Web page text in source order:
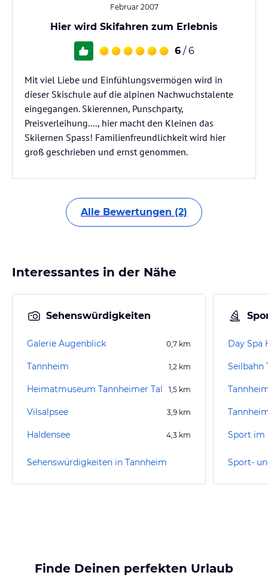
Februar 2007
Hier wird Skifahren zum Erlebnis
6 / 6
Mit viel Liebe und Einfühlungsvermögen wird in
dieser Skischule auf die alpinen Nachwuchstalente
eingegangen. Skierennen, Punschparty,
Preisverleihung...., hier macht den Kleinen das
Skilernen Spass! Familienfreundlichkeit wird hier
groß geschrieben und ernst genommen.
Alle Bewertungen (2)
Interessantes in der Nähe
Sehenswürdigkeiten
Galerie Augenblick 0,7 km
Tannheim 1,2 km
Heimatmuseum Tannheimer Tal 1,5 km
Vilsalpsee 3,9 km
Haldensee 4,3 km
Sehenswürdigkeiten in Tannheim
Day Spa
Seilbahn
Sport im
Finde Deinen perfekten Urlaub